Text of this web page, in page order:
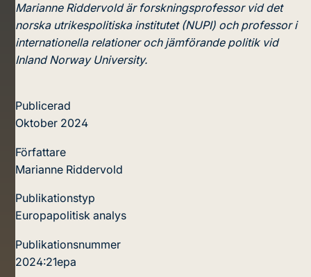
Marianne Riddervold är forskningsprofessor vid det
norska utrikespolitiska institutet (NUPI) och professor i
internationella relationer och jämförande politik vid
Inland Norway University.
Publicerad
Oktober 2024
Författare
Marianne Riddervold
Publikationstyp
Europapolitisk analys
Publikationsnummer
2024:21epa